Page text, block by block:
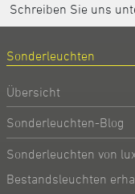
Schreiben Sie uns
Sonderleuchten
Übersicht
Sonderleuchten-Blog
Sonderleuchten von
Bestandsleuchten